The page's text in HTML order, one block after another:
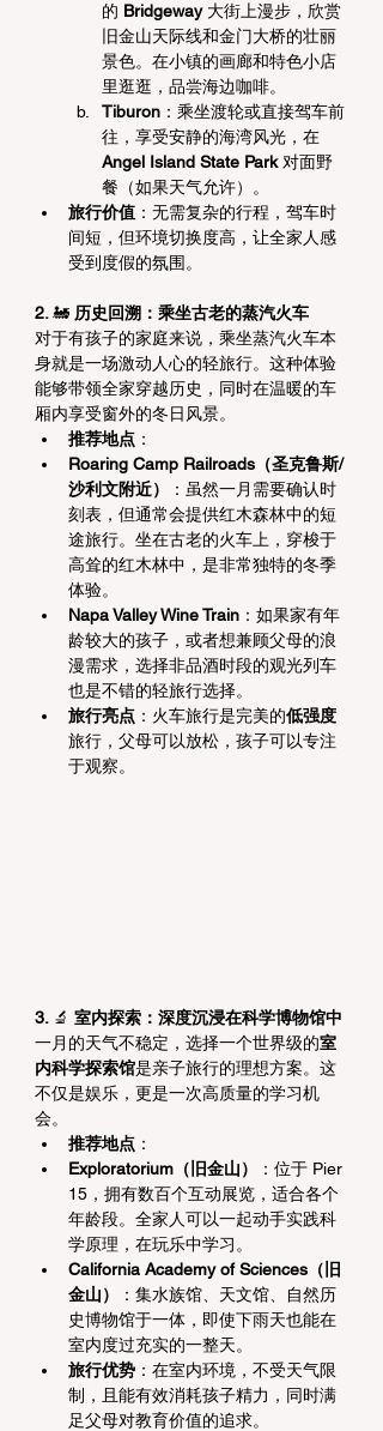
的 Bridgeway 大街上漫步，欣赏
旧金山天际线和金门大桥的壮丽
景色。在小镇的画廊和特色小店
里逛逛，品尝海边咖啡。
Tiburon ：乘坐渡轮或直接驾车前
往，享受安静的海湾风光，在
Angel Island State Park 对面野
餐（如果天气允许）。
旅行价值 ：无需复杂的行程，驾车时
间短，但环境切换度高，让全家人感
受到度假的氛围。
2. 🚂 历史回溯：乘坐古老的蒸汽火车
对于有孩子的家庭来说，乘坐蒸汽火车本
身就是一场激动人心的轻旅行。这种体验
能够带领全家穿越历史，同时在温暖的车
厢内享受窗外的冬日风景。
推荐地点 ：
Roaring Camp Railroads（圣克鲁斯/
沙利文附近）
：虽然一月需要确认时
刻表，但通常会提供红木森林中的短
途旅行。坐在古老的火车上，穿梭于
高耸的红木林中，是非常独特的冬季
体验。
Napa Valley Wine Train ：如果家有年
龄较大的孩子，或者想兼顾父母的浪
漫需求，选择非品酒时段的观光列车
也是不错的轻旅行选择。
旅行亮点 ：火车旅行是完美的低强度
旅行，父母可以放松，孩子可以专注
于观察。
3. 🔬 室内探索：深度沉浸在科学博物馆中
一月的天气不稳定，选择一个世界级的室
内科学探索馆是亲子旅行的理想方案。这
不仅是娱乐，更是一次高质量的学习机
会。
推荐地点 ：
Exploratorium（旧金山）
：位于 Pier
15，拥有数百个互动展览，适合各个
年龄段。全家人可以一起动手实践科
学原理，在玩乐中学习。
California Academy of Sciences（旧
金山）
：集水族馆、天文馆、自然历
史博物馆于一体，即使下雨天也能在
室内度过充实的一整天。
旅行优势 ：在室内环境，不受天气限
制，且能有效消耗孩子精力，同时满
足父母对教育价值的追求。